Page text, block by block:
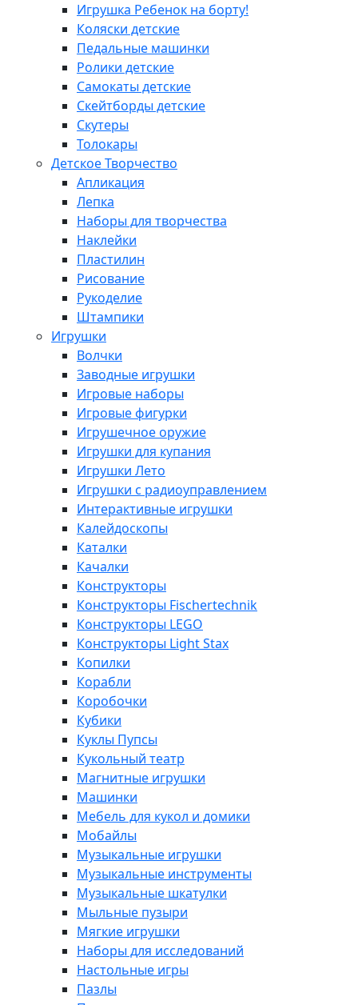
Игрушка Ребенок на борту!
Коляски детские
Педальные машинки
Ролики детские
Самокаты детские
Скейтборды детские
Скутеры
Толокары
Детское Творчество
Апликация
Лепка
Наборы для творчества
Наклейки
Пластилин
Рисование
Рукоделие
Штампики
Игрушки
Волчки
Заводные игрушки
Игровые наборы
Игровые фигурки
Игрушечное оружие
Игрушки для купания
Игрушки Лето
Игрушки с радиоуправлением
Интерактивные игрушки
Калейдоскопы
Каталки
Качалки
Конструкторы
Конструкторы Fisсhertechnik
Конструкторы LEGO
Конструкторы Light Stax
Копилки
Корабли
Коробочки
Кубики
Куклы Пупсы
Кукольный театр
Магнитные игрушки
Машинки
Мебель для кукол и домики
Мобайлы
Музыкальные игрушки
Музыкальные инструменты
Музыкальные шкатулки
Мыльные пузыри
Мягкие игрушки
Наборы для исследований
Настольные игры
Пазлы